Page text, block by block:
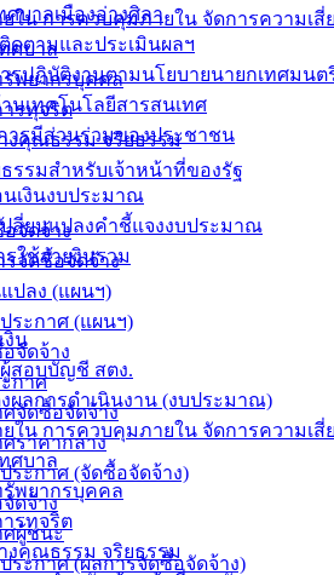
ใน การควบคุมภายใน จัดการความเสี่
ศบาล
พยากรบุคคล
รทุจริต
งคุณธรรม จริยธรรม
รรมสำหรับเจ้าหน้าที่ของรัฐ
จัดจ้าง
รจัดซื้อจัดจ้าง
ปลง (แผนฯ)
ระกาศ (แผนฯ)
จัดจ้าง
กาศ
จัดซื้อจัดจ้าง
ราคากลาง
ระกาศ (จัดซื้อจัดจ้าง)
ดจ้าง
ศผู้ชนะ
ระกาศ (ผลการจัดซื้อจัดจ้าง)
บาลเมืองอ่างศิลา
ดตามและประเมินผลฯ
รปฏิบัติงานตามนโยบายนายกเทศมนต
นเทคโนโลยีสารสนเทศ
ารมีส่วนร่วมของประชาชน
นเงินงบประมาณ
ปลี่ยนแปลงคำชี้แจงงบประมาณ
ใช้จ่ายงินรวม
งิน
สอบบัญชี สตง.
ผลการดำเนินงาน (งบประมาณ)
ใน การควบคุมภายใน จัดการความเสี่
ศบาล
พยากรบุคคล
รทุจริต
งคุณธรรม จริยธรรม